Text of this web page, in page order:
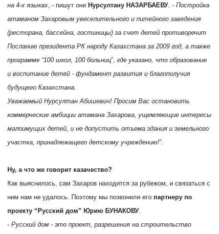
на 4-х языках, - пишут они Нурсултану НАЗАРБАЕВУ. - Постройка
атаманом Захаровым увеселительного и питейного заведения
(ресторана, бассейна, гостиницы) за счет детей противоречит
Посланию президента РК народу Казахстана за 2009 год, а также
программе “100 школ, 100 больниц”, где указано, что образование
и воспитание детей - фундамент развития и благополучия
будущего Казахстана.
Уважаемый Нурсултан Абишевич! Просим Вас остановить
коммерческие амбиции атамана Захарова, ущемляющие интересы
малоимущих детей, и не допустить отъема здания и земельного
участка, принадлежащего детскому учреждению!”.
Ну, а что же говорит казачество?
Как выяснилось, сам Захаров находится за рубежом, и связаться с
ним нам не удалось. Поэтому мы позвонили его партнеру по
проекту “Русский дом” Юрию БУНАКОВУ.
- Русский дом - это проект, разрешения на строительство